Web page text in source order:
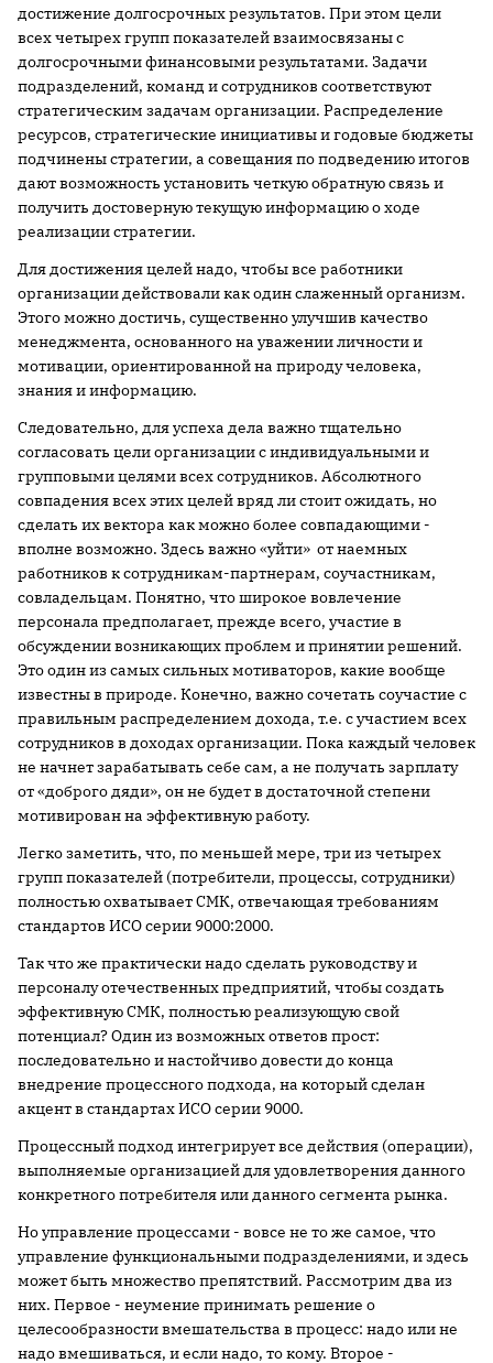
достижение долгосрочных результатов. При этом цели
всех четырех групп показателей взаимосвязаны с
долгосрочными финансовыми результатами. Задачи
подразделений, команд и сотрудников соответствуют
стратегическим задачам организации. Распределение
ресурсов, стратегические инициативы и годовые бюджеты
подчинены стратегии, а совещания по подведению итогов
дают возможность установить четкую обратную связь и
получить достоверную текущую информацию о ходе
реализации стратегии.
Для достижения целей надо, чтобы все работники
организации действовали как один слаженный организм.
Этого можно достичь, существенно улучшив качество
менеджмента, основанного на уважении личности и
мотивации, ориентированной на природу человека,
знания и информацию.
Следовательно, для успеха дела важно тщательно
согласовать цели организации с индивидуальными и
групповыми целями всех сотрудников. Абсолютного
совпадения всех этих целей вряд ли стоит ожидать, но
сделать их вектора как можно более совпадающими -
вполне возможно. Здесь важно «уйти» от наемных
работников к сотрудникам-партнерам, соучастникам,
совладельцам. Понятно, что широкое вовлечение
персонала предполагает, прежде всего, участие в
обсуждении возникающих проблем и принятии решений.
Это один из самых сильных мотиваторов, какие вообще
известны в природе. Конечно, важно сочетать соучастие с
правильным распределением дохода, т.е. с участием всех
сотрудников в доходах организации. Пока каждый человек
не начнет зарабатывать себе сам, а не получать зарплату
от «доброго дяди», он не будет в достаточной степени
мотивирован на эффективную работу.
Легко заметить, что, по меньшей мере, три из четырех
групп показателей (потребители, процессы, сотрудники)
полностью охватывает СМК, отвечающая требованиям
стандартов ИСО серии 9000:2000.
Так что же практически надо сделать руководству и
персоналу отечественных предприятий, чтобы создать
эффективную СМК, полностью реализующую свой
потенциал? Один из возможных ответов прост:
последовательно и настойчиво довести до конца
внедрение процессного подхода, на который сделан
акцент в стандартах ИСО серии 9000.
Процессный подход интегрирует все действия (операции),
выполняемые организацией для удовлетворения данного
конкретного потребителя или данного сегмента рынка.
Но управление процессами - вовсе не то же самое, что
управление функциональными подразделениями, и здесь
может быть множество препятствий. Рассмотрим два из
них. Первое - неумение принимать решение о
целесообразности вмешательства в процесс: надо или не
надо вмешиваться, и если надо, то кому. Второе -